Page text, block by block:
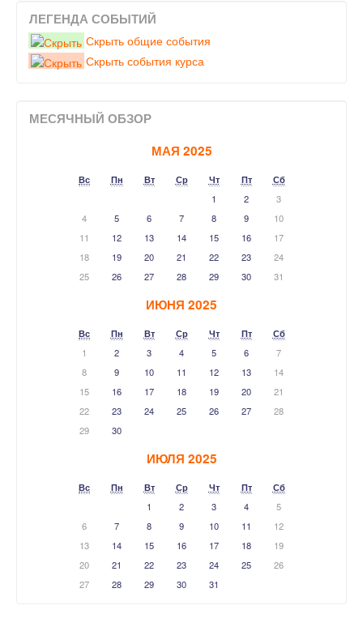
ЛЕГЕНДА СОБЫТИЙ
Скрыть общие события
Скрыть события курса
МЕСЯЧНЫЙ ОБЗОР
МАЯ 2025
Вс Пн Вт Ср Чт Пт
Сб
1
2
3
4
5 6 7 8 9
10
11
12 13 14 15 16
17
18
19 20 21 22 23
24
25
26 27 28 29 30 31
ИЮНЯ 2025
Вс Пн Вт Ср Чт Пт
Сб
1
2 3 4 5 6
7
8
9 10 11 12 13
14
15
16 17 18 19 20
21
22
23 24 25 26 27
28
29
30
ИЮЛЯ 2025
Вс Пн Вт Ср Чт Пт
Сб
1
2 3 4
5
6
7 8 9 10 11
12
13
14 15 16 17 18
19
20
21 22 23 24 25
26
27
28 29 30 31